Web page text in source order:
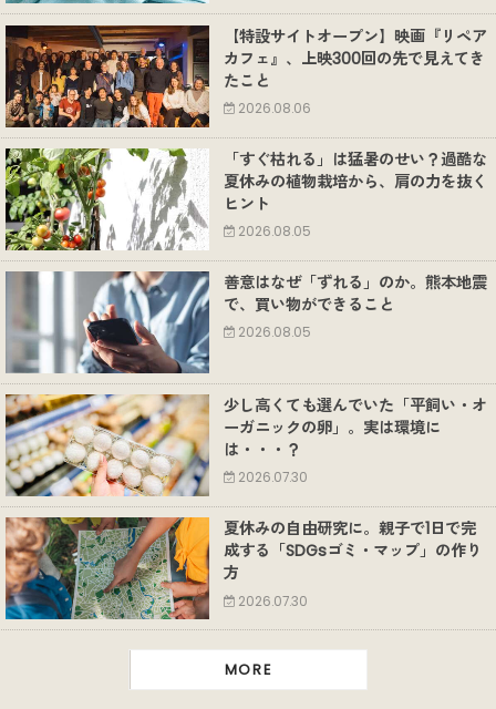
【特設サイトオープン】映画『リペア
カフェ』、上映300回の先で見えてき
たこと
2026.08.06
「すぐ枯れる」は猛暑のせい？過酷な
夏休みの植物栽培から、肩の力を抜く
ヒント
2026.08.05
善意はなぜ「ずれる」のか。熊本地震
で、買い物ができること
2026.08.05
少し高くても選んでいた「平飼い・オ
ーガニックの卵」。実は環境に
は・・・？
2026.07.30
夏休みの自由研究に。親子で1日で完
成する「SDGsゴミ・マップ」の作り
方
2026.07.30
MORE